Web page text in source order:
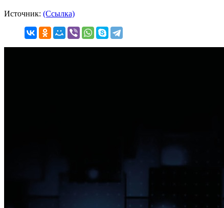
Источник: (Ссылка)